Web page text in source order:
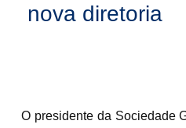
nova diretoria
O presidente da Sociedade